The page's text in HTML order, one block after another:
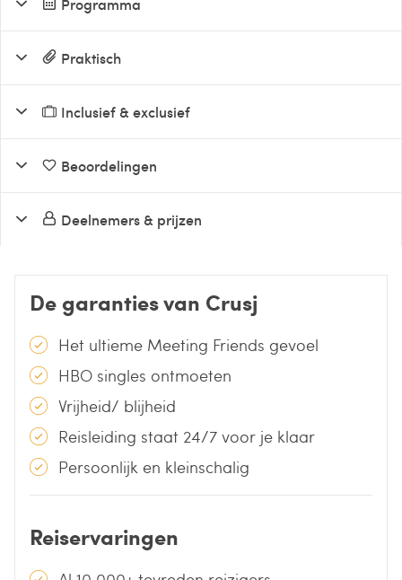
Praktisch
Inclusief & exclusief
Beoordelingen
Deelnemers & prijzen
De garanties van Crusj
Het ultieme Meeting Friends gevoel
HBO singles ontmoeten
Vrijheid/ blijheid
Reisleiding staat 24/7 voor je klaar
Persoonlijk en kleinschalig
Reiservaringen